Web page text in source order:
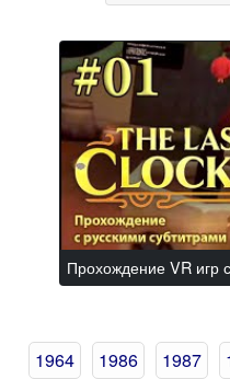
Прохождение VR игр
1964 1986 1987